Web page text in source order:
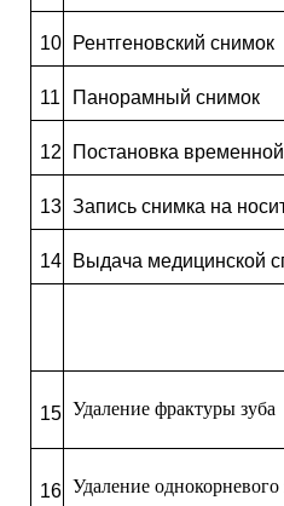
10 Рентгеновский снимок
11 Панорамный снимок
12 Постановка
13 Запись снимка на
14 Выдача медицинской
15 Удаление фрактуры зуба
16 Удаление однокорневого